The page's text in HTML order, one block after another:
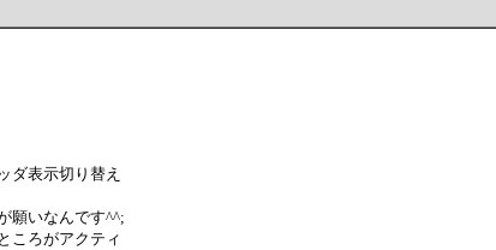
ダ表示切り替え
願いなんです^^;
ころがアクティ